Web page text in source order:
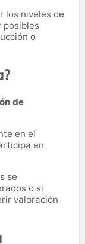
los niveles de
posibles
o
de
en el
en
se
o si
valoración